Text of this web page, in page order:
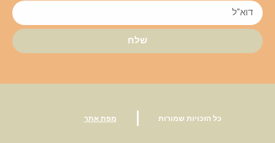
שלח
כל הזכויות שמורות | מפת אתר